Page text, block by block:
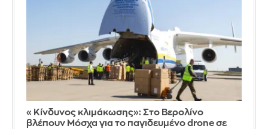
«Κίνδυνος κλιμάκωσης»: Στο Βερολίνο
βλέπουν Μόσχα για το παγιδευμένο drone σε